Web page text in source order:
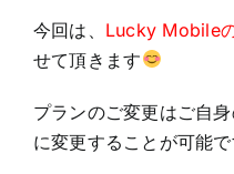
今回は、 Lucky Mobile
せて頂きます
プランのご変更はご自
に変更することが可能で